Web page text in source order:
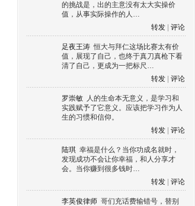
的挑战是，出的主意没有太大实操价
值，从事实际操作的人…
转发
评论
足夜王涛 恒大与拜仁这场比赛太有价
值，展现了自己，也终于真刀真枪下看
清了自己，更成为一把标尺…
转发
评论
罗崇敏 人的生命本无意义，是学习和
实践赋予了它意义。应该把学习作为人
生的习惯和信仰。
转发
评论
陆琪 幸福是什么？当你功成名就时，
发现成功不会让你幸福，和人分享才
会。当你赚到很多钱时…
转发
评论
李英俊律师 哥们充话费输错号，替别